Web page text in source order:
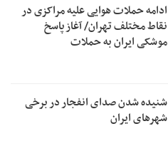
ادامه حملات هوایی علیه مراکزی در
نقاط مختلف تهران/ آغاز پاسخ
موشکی ایران به حملات
شنیده شدن صدای انفجار در برخی
شهرهای ایران